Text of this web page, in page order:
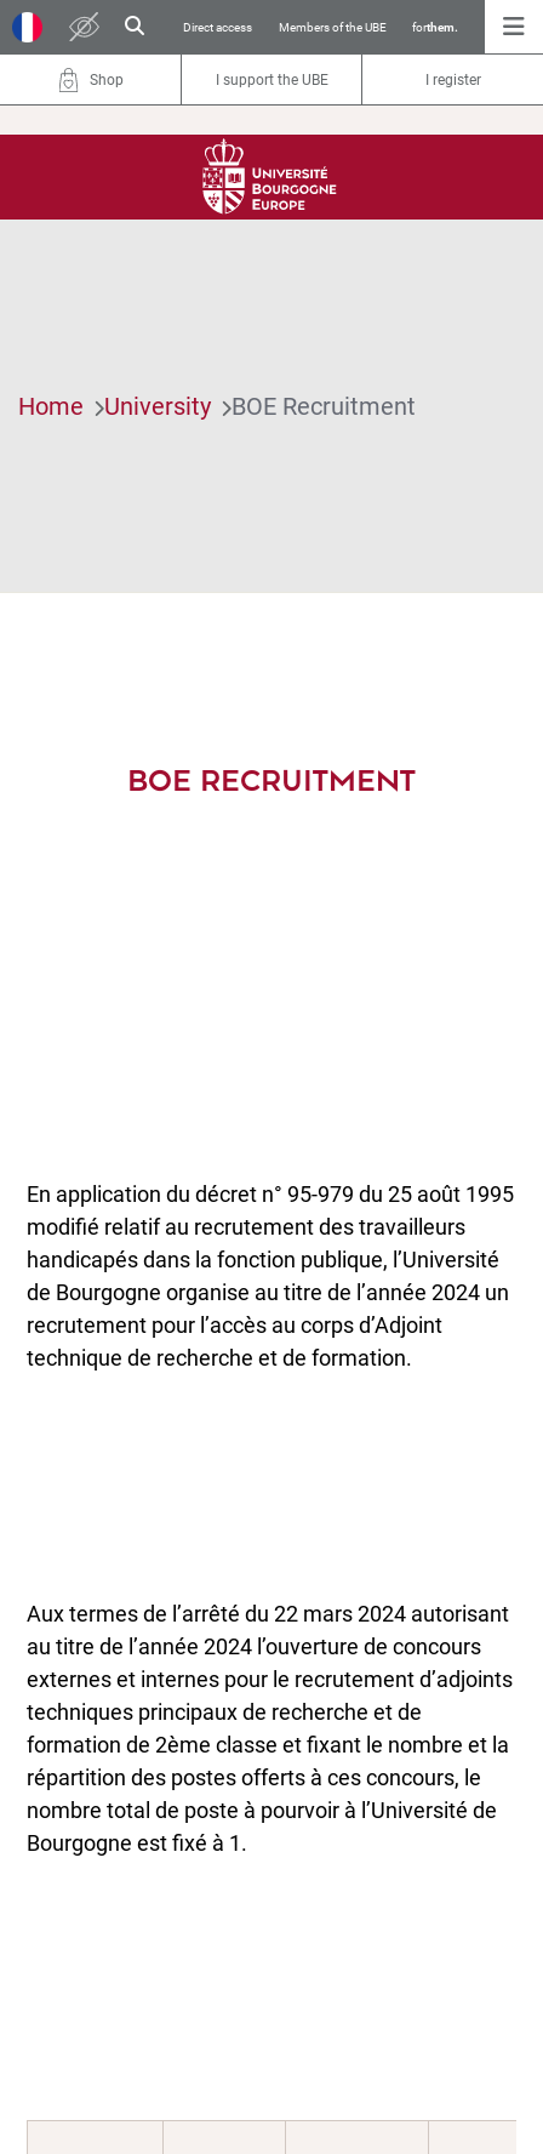
Direct access Members of the UBE forthem.
Shop I support the UBE I register
Home University BOE Recruitment
BOE RECRUITMENT
En application du décret n° 95-979 du 25 août 1995
modifié relatif au recrutement des travailleurs
handicapés dans la fonction publique, l’Université
de Bourgogne organise au titre de l’année 2024 un
recrutement pour l’accès au corps d’Adjoint
technique de recherche et de formation.
Aux termes de l’arrêté du 22 mars 2024 autorisant
au titre de l’année 2024 l’ouverture de concours
externes et internes pour le recrutement d’adjoints
techniques principaux de recherche et de
formation de 2ème classe et fixant le nombre et la
répartition des postes offerts à ces concours, le
nombre total de poste à pourvoir à l’Université de
Bourgogne est fixé à 1.